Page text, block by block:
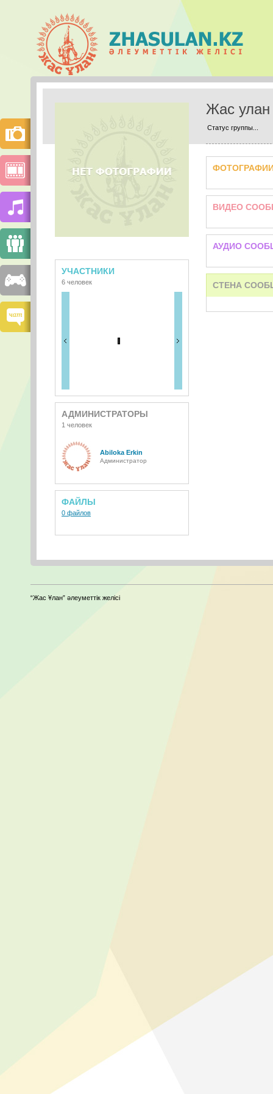
Жас улан
Статус группы...
УЧАСТНИКИ
6 человек
АДМИНИСТРАТОРЫ
1 человек
Abiloka Erkin
Администратор
ФАЙЛЫ
0 файлов
ВИДЕО
АУДИО
СТЕНА
“Жас Ұлан” әлеуметтік желісі